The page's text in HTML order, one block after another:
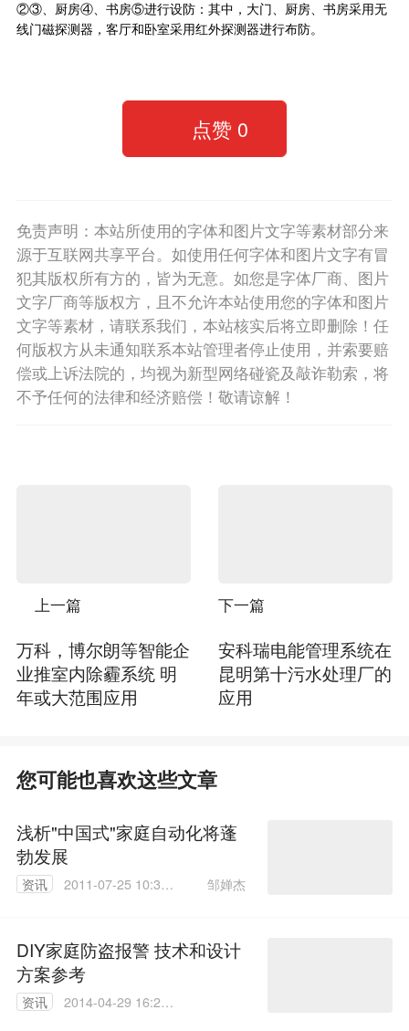
②③、厨房④、书房⑤进行设防：其中，大门、厨房、书房采用无
线门磁探测器，客厅和卧室采用红外探测器进行布防。
点赞 0
免责声明：本站所使用的字体和图片文字等素材部分来
源于互联网共享平台。如使用任何字体和图片文字有冒
犯其版权所有方的，皆为无意。如您是字体厂商、图片
文字厂商等版权方，且不允许本站使用您的字体和图片
文字等素材，请联系我们，本站核实后将立即删除！任
何版权方从未通知联系本站管理者停止使用，并索要赔
偿或上诉法院的，均视为新型网络碰瓷及敲诈勒索，将
不予任何的法律和经济赔偿！敬请谅解！
上一篇
万科，博尔朗等智能企
业推室内除霾系统 明
年或大范围应用
下一篇
安科瑞电能管理系统在
昆明第十污水处理厂的
应用
您可能也喜欢这些文章
浅析"中国式"家庭自动化将蓬
勃发展
资讯
2011-07-25 10:39:
邹婵杰
DIY家庭防盗报警 技术和设计
方案参考
资讯
2014-04-29 16:20: